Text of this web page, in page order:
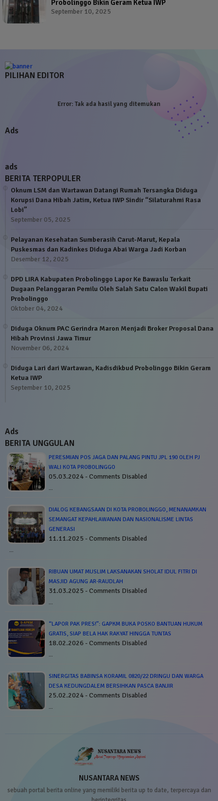
Probolinggo Bikin Geram Ketua IWP
September 10, 2025
PILIHAN EDITOR
Error:Tak ada hasil yang ditemukan
Ads
ads
BERITA TERPOPULER
Oknum LSM dan Wartawan Datangi Rumah Tersangka Diduga
Korupsi Dana Hibah Jatim, Ketua IWP Sindir “Silaturahmi Rasa
Lobi”
September 05, 2025
Pelayanan Kesehatan Sumberasih Carut-Marut, Kepala
Puskesmas dan Kadinkes Diduga Abai Warga Jadi Korban
Desember 12, 2025
DPD LIRA Kabupaten Probolinggo Lapor Ke Bawaslu Terkait
Dugaan Pelanggaran Pemilu Oleh Salah Satu Calon Wakil Bupati
Probolinggo
Oktober 04, 2024
Diduga Oknum PAC Gerindra Maron Menjadi Broker Proposal Dana
Hibah Provinsi Jawa Timur
November 06, 2024
Diduga Lari dari Wartawan, Kadisdikbud Probolinggo Bikin Geram
Ketua IWP
September 10, 2025
Ads
BERITA UNGGULAN
PERESMIAN POS JAGA DAN PALANG PINTU JPL 190 OLEH PJ
WALI KOTA PROBOLINGGO
05.03.2024 - Comments Disabled
…
DIALOG KEBANGSAAN DI KOTA PROBOLINGGO, MENANAMKAN
SEMANGAT KEPAHLAWANAN DAN NASIONALISME LINTAS
GENERASI
11.11.2025 - Comments Disabled
…
RIBUAN UMAT MUSLIM LAKSANAKAN SHOLAT IDUL FITRI DI
MASJID AGUNG AR-RAUDLAH
31.03.2025 - Comments Disabled
…
“LAPOR PAK PRES!”: GAPKM BUKA POSKO BANTUAN HUKUM
GRATIS, SIAP BELA HAK RAKYAT HINGGA TUNTAS
18.02.2026 - Comments Disabled
…
SINERGITAS BABINSA KORAMIL 0820/22 DRINGU DAN WARGA
DESA KEDUNGDALEM BERSIHKAN PASCA BANJIR
25.02.2024 - Comments Disabled
…
NUSANTARA NEWS
sebuah portal berita online yang memiliki berita up to date, terpercaya dan